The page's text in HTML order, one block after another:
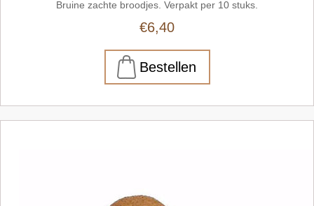
Bruine zachte broodjes. Verpakt per 10 stuks.
€6,40